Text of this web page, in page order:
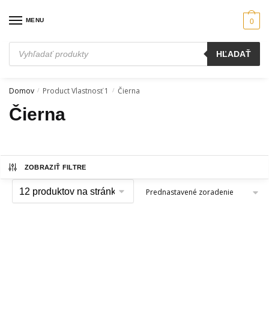
MENU
Products
search
HĽADAŤ
0
Domov / Product Vlastnosť 1 / Čierna
Čierna
ZOBRAZIŤ FILTRE